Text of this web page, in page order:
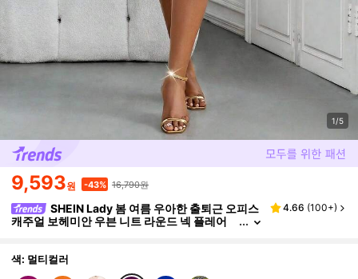
1/5
9,593원 -43% 16,790원
SHEIN Lady 봄 여름 우아한 출퇴근 오피스
캐주얼 보헤미안 우븐 니트 라운드 넥 플레어
4.66 (100+)
색: 멀티컬러